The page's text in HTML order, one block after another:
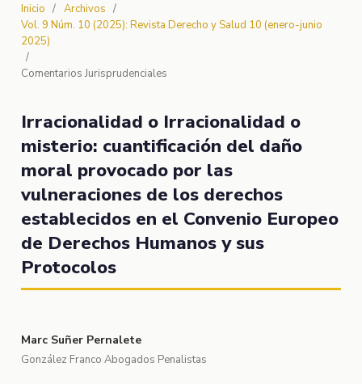
Inicio / Archivos /
Vol. 9 Núm. 10 (2025): Revista Derecho y Salud 10 (enero-junio
2025)
/
Comentarios Jurisprudenciales
Irracionalidad o Irracionalidad o
misterio: cuantificación del daño
moral provocado por las
vulneraciones de los derechos
establecidos en el Convenio Europeo
de Derechos Humanos y sus
Protocolos
Marc Suñer Pernalete
González Franco Abogados Penalistas